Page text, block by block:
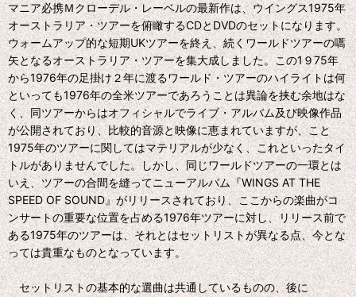
マニア必携Ｍクローデル・レーベルの最新作は、ウイングス1975年
オーストラリア・ツアーを俯瞰するCDとDVDのセットになります。
ウォームアップ的な短期UKツアーを終え、続くワールドツアーの嚆
矢となるオーストラリア・ツアーを集大成しました。この1９75年
から1976年の足掛け２年に渡るワールド・ツアーのハイライトは何
といっても1976年の全米ツアーであろうことは異論を挟む余地はな
く、同ツアーからはオフィシャルでライブ・アルバム及び映像作品
が公開されており、比較的音源と映像に恵まれていますが、こと
1975年のツアーに関してはマテリアルが少なく、これといったタイ
トルがありませんでした。しかし、同じワールドツアーの一環とは
いえ、ツアーの合間を縫ってニューアルバム『WINGS AT THE
SPEED OF SOUND』がリリースされており、ここからの楽曲がコ
ンサートの重要な位置を占める1976年ツアーに対し、リリース前で
ある1975年のツアーは、それとはセットリストが異なる点、今とな
っては貴重なものとなっています。
セットリストの基本的な選曲は共通しているものの、後に